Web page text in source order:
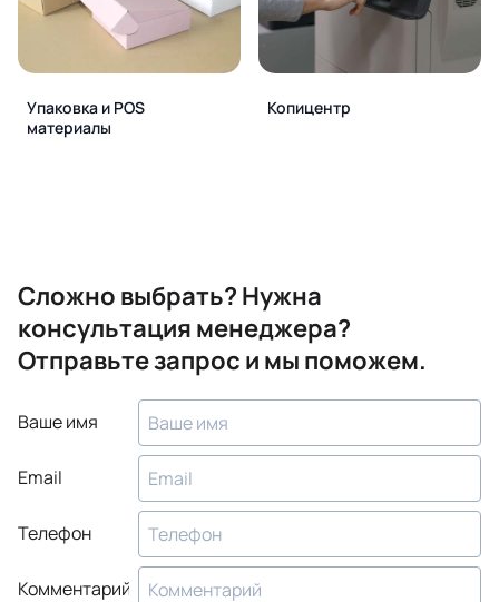
Упаковка и POS
материалы
Копицентр
Сложно выбрать? Нужна
консультация менеджера?
Отправьте запрос и мы поможем.
Ваше имя
Email
Телефон
Комментарий